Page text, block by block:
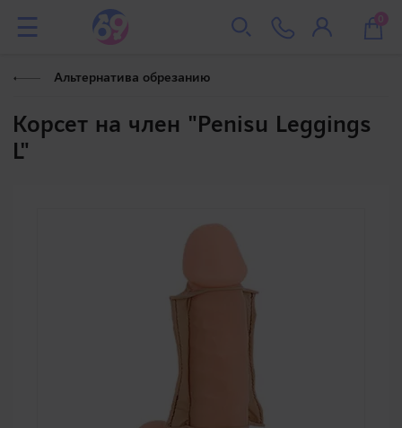
0
Альтернатива обрезанию
Корсет на член "Penisu Leggings
L"